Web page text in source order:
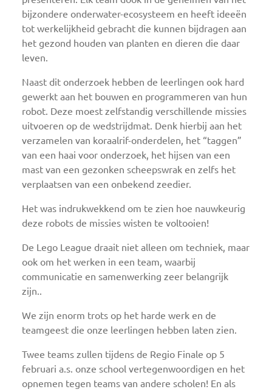
bijzondere onderwater-ecosysteem en heeft ideeën
tot werkelijkheid gebracht die kunnen bijdragen aan
het gezond houden van planten en dieren die daar
leven.
Naast dit onderzoek hebben de leerlingen ook hard
gewerkt aan het bouwen en programmeren van hun
robot. Deze moest zelfstandig verschillende missies
uitvoeren op de wedstrijdmat. Denk hierbij aan het
verzamelen van koraalrif-onderdelen, het “taggen”
van een haai voor onderzoek, het hijsen van een
mast van een gezonken scheepswrak en zelfs het
verplaatsen van een onbekend zeedier.
Het was indrukwekkend om te zien hoe nauwkeurig
deze robots de missies wisten te voltooien!
De Lego League draait niet alleen om techniek, maar
ook om het werken in een team, waarbij
communicatie en samenwerking zeer belangrijk
zijn..
We zijn enorm trots op het harde werk en de
teamgeest die onze leerlingen hebben laten zien.
Twee teams zullen tijdens de Regio Finale op 5
februari a.s. onze school vertegenwoordigen en het
opnemen tegen teams van andere scholen! En als